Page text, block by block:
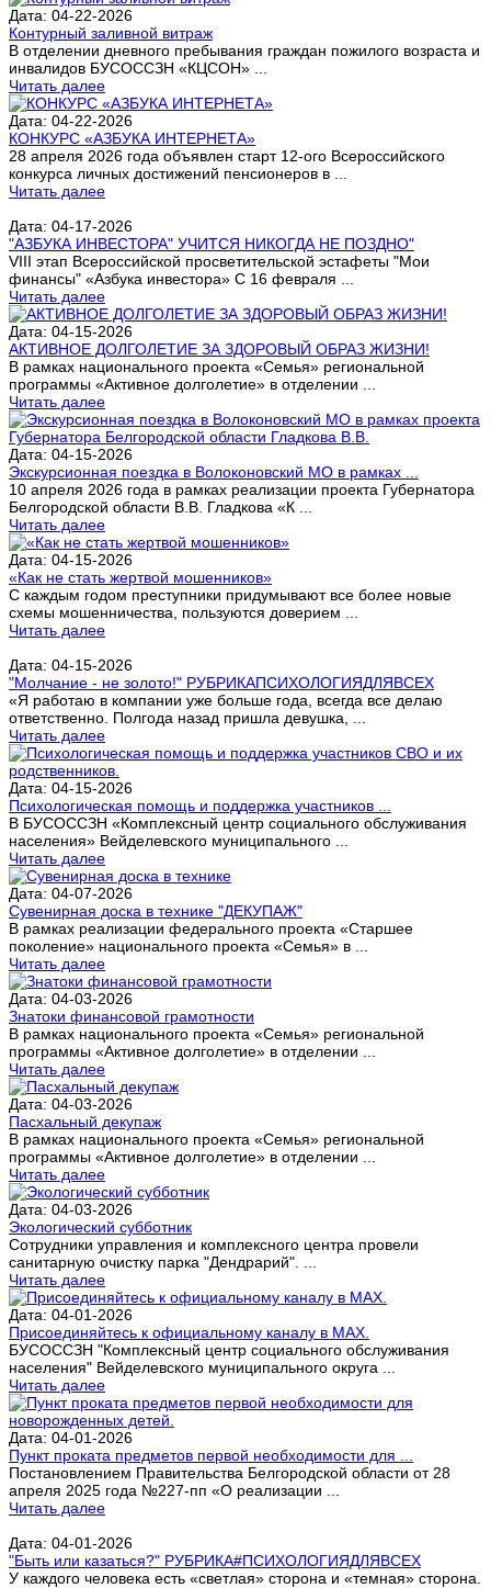
Дата: 04-22-2026
Контурный заливной витраж
В отделении дневного пребывания граждан пожилого возраста и
инвалидов БУСОССЗН «КЦСОН» ...
Читать далее
Дата: 04-22-2026
КОНКУРС «АЗБУКА ИНТЕРНЕТА»
28 апреля 2026 года объявлен старт 12-ого Всероссийского
конкурса личных достижений пенсионеров в ...
Читать далее
Дата: 04-17-2026
"АЗБУКА ИНВЕСТОРА" УЧИТСЯ НИКОГДА НЕ ПОЗДНО"
VIII этап Всероссийской просветительской эстафеты "Мои
финансы" «Азбука инвестора» С 16 февраля ...
Читать далее
Дата: 04-15-2026
АКТИВНОЕ ДОЛГОЛЕТИЕ ЗА ЗДОРОВЫЙ ОБРАЗ ЖИЗНИ!
В рамках национального проекта «Семья» региональной
программы «Активное долголетие» в отделении ...
Читать далее
Дата: 04-15-2026
Экскурсионная поездка в Волоконовский МО в рамках ...
10 апреля 2026 года в рамках реализации проекта Губернатора
Белгородской области В.В. Гладкова «К ...
Читать далее
Дата: 04-15-2026
«Как не стать жертвой мошенников»
С каждым годом преступники придумывают все более новые
схемы мошенничества, пользуются доверием ...
Читать далее
Дата: 04-15-2026
"Молчание - не золото!" РУБРИКАПСИХОЛОГИЯДЛЯВСЕХ
«Я работаю в компании уже больше года, всегда все делаю
ответственно. Полгода назад пришла девушка, ...
Читать далее
Дата: 04-15-2026
Психологическая помощь и поддержка участников ...
В БУСОССЗН «Комплексный центр социального обслуживания
населения» Вейделевского муниципального ...
Читать далее
Дата: 04-07-2026
Сувенирная доска в технике "ДЕКУПАЖ"
В рамках реализации федерального проекта «Старшее
поколение» национального проекта «Семья» в ...
Читать далее
Дата: 04-03-2026
Знатоки финансовой грамотности
В рамках национального проекта «Семья» региональной
программы «Активное долголетие» в отделении ...
Читать далее
Дата: 04-03-2026
Пасхальный декупаж
В рамках национального проекта «Семья» региональной
программы «Активное долголетие» в отделении ...
Читать далее
Дата: 04-03-2026
Экологический субботник
Сотрудники управления и комплексного центра провели
санитарную очистку парка "Дендрарий". ...
Читать далее
Дата: 04-01-2026
Присоединяйтесь к официальному каналу в МАХ.
БУСОССЗН "Комплексный центр социального обслуживания
населения" Вейделевского муниципального округа ...
Читать далее
Дата: 04-01-2026
Пункт проката предметов первой необходимости для ...
Постановлением Правительства Белгородской области от 28
апреля 2025 года №227-пп «О реализации ...
Читать далее
Дата: 04-01-2026
"Быть или казаться?" РУБРИКА#ПСИХОЛОГИЯДЛЯВСЕХ
У каждого человека есть «светлая» сторона и «темная» сторона.